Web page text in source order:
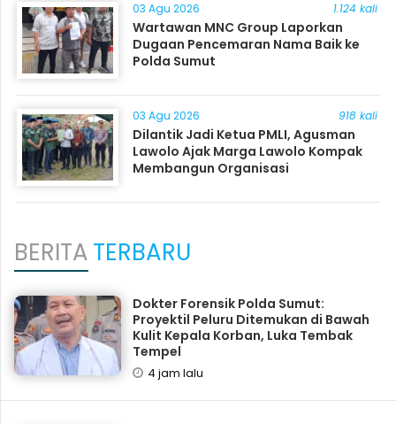
03 Agu 2026 1.124 kali
Wartawan MNC Group Laporkan
Dugaan Pencemaran Nama Baik ke
Polda Sumut
03 Agu 2026 918 kali
Dilantik Jadi Ketua PMLI, Agusman
Lawolo Ajak Marga Lawolo Kompak
Membangun Organisasi
BERITATERBARU
Dokter Forensik Polda Sumut:
Proyektil Peluru Ditemukan di Bawah
Kulit Kepala Korban, Luka Tembak
Tempel
4 jam lalu